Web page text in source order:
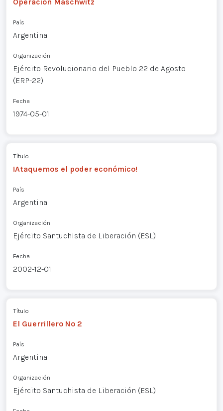
País
Argentina
Organización
Ejército Revolucionario del Pueblo 22 de Agosto
(ERP-22)
Fecha
1974-05-01
Título
¡Ataquemos el poder económico!
País
Argentina
Organización
Ejército Santuchista de Liberación (ESL)
Fecha
2002-12-01
Título
El Guerrillero Nº 2
País
Argentina
Organización
Ejército Santuchista de Liberación (ESL)